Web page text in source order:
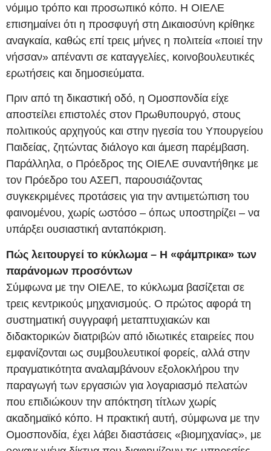
νόμιμο τρόπο και προσωπικό κόπο. Η ΟΙΕΛΕ
επισημαίνει ότι η προσφυγή στη Δικαιοσύνη κρίθηκε
αναγκαία, καθώς επί τρεις μήνες η πολιτεία «ποιεί την
νήσσαν» απέναντι σε καταγγελίες, κοινοβουλευτικές
ερωτήσεις και δημοσιεύματα.
Πριν από τη δικαστική οδό, η Ομοσπονδία είχε
αποστείλει επιστολές στον Πρωθυπουργό, στους
πολιτικούς αρχηγούς και στην ηγεσία του Υπουργείου
Παιδείας, ζητώντας διάλογο και άμεση παρέμβαση.
Παράλληλα, ο Πρόεδρος της ΟΙΕΛΕ συναντήθηκε με
τον Πρόεδρο του ΑΣΕΠ, παρουσιάζοντας
συγκεκριμένες προτάσεις για την αντιμετώπιση του
φαινομένου, χωρίς ωστόσο – όπως υποστηρίζει – να
υπάρξει ουσιαστική ανταπόκριση.
Πώς λειτουργεί το κύκλωμα – Η «φάμπρικα» των
παράνομων προσόντων
Σύμφωνα με την ΟΙΕΛΕ, το κύκλωμα βασίζεται σε
τρεις κεντρικούς μηχανισμούς. Ο πρώτος αφορά τη
συστηματική συγγραφή μεταπτυχιακών και
διδακτορικών διατριβών από ιδιωτικές εταιρείες που
εμφανίζονται ως συμβουλευτικοί φορείς, αλλά στην
πραγματικότητα αναλαμβάνουν εξολοκλήρου την
παραγωγή των εργασιών για λογαριασμό πελατών
που επιδιώκουν την απόκτηση τίτλων χωρίς
ακαδημαϊκό κόπο. Η πρακτική αυτή, σύμφωνα με την
Ομοσπονδία, έχει λάβει διαστάσεις «βιομηχανίας», με